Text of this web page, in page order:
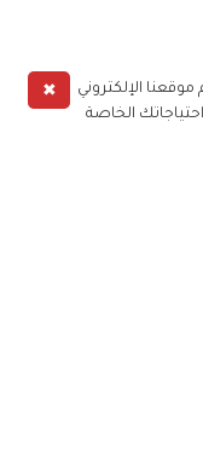
✖
الإلكتروني
الخاصة